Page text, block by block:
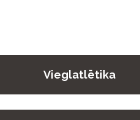
Vieglatlētika